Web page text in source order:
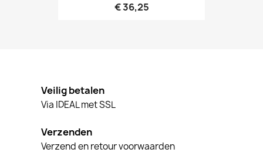
€ 36,25
Veilig betalen
Via IDEAL met SSL
Verzenden
Verzend en retour voorwaarden